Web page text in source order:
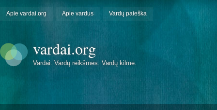
Apie vardai.org Apie vardus Vardų paieška
vardai.org
Vardai. Vardų reikšmės. Vardų kilmė.